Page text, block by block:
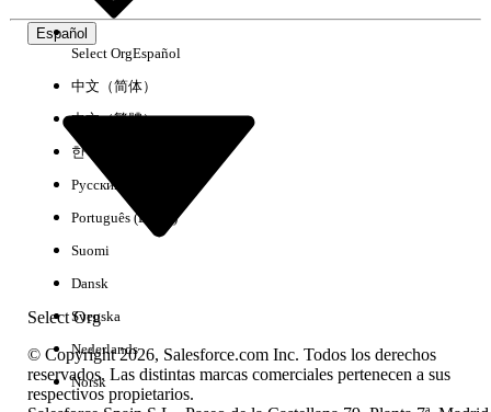
No hay resultados
Español
Select Org
Select OrgEspañol
中文（简体）
中文（繁體）
한국어
Русский
Português (Brasil)
Suomi
Dansk
Svenska
Nederlands
Norsk
© Copyright 2026, Salesforce.com Inc. Todos los derechos
reservados. Las distintas marcas comerciales pertenecen a sus
respectivos propietarios.